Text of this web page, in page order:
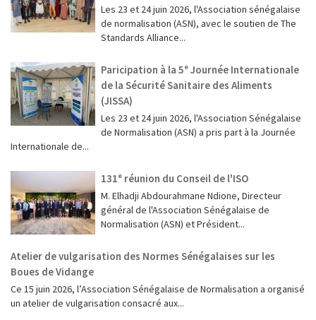
Les 23 et 24 juin 2026, l'Association sénégalaise
de normalisation (ASN), avec le soutien de The
Standards Alliance...
Paricipation à la 5ᵉ Journée Internationale
de la Sécurité Sanitaire des Aliments
(JISSA)
‎Les 23 et 24 juin 2026, l'Association Sénégalaise
de Normalisation (ASN) a pris part à la Journée
Internationale de...
131ᵉ réunion du Conseil de l'ISO
M. Elhadji Abdourahmane Ndione, Directeur
général de l'Association Sénégalaise de
Normalisation (ASN) et Président...
Atelier de vulgarisation des Normes Sénégalaises sur les
Boues de Vidange
Ce 15 juin 2026, l’Association Sénégalaise de Normalisation a organisé
un atelier de vulgarisation consacré aux...